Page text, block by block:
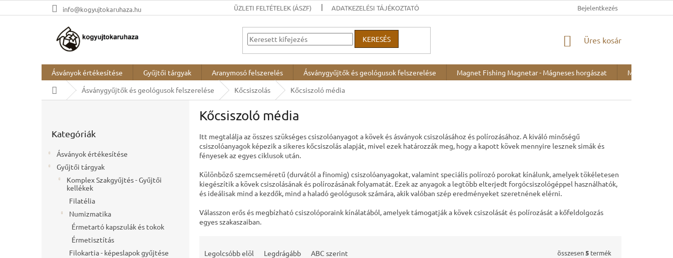
a
info@kogyujtokaruhaza.hu ÜZLETI FELTÉTELEK (ÁSZF) ADATKEZELÉSI TÁJÉKOZTATÓ Bejelentkezés
KERESÉS KOSÁR
Üres kosár
Ásványok értékesítése Gyűjtői tárgyak Aranymosó felszerelés Ásványgyűjtők és geológusok felszerelése Magnet Fishing Magnetar - Mágneses horgászat
Minták
KezdőlapÁsványgyűjtők és geológusok felszerelése Kőcsiszolás Kőcsiszoló média
átugrása
Kategóriák
Ásványok értékesítése
Gyűjtői tárgyak
Komplex Szakgyűjtés - Gyűjtői
kellékek
Filatélia
Numizmatika
Érmetartó kapszulák és tokok
Érmetisztítás
Filokartia - képeslapok gyűjtése
Kőcsiszoló média
Itt megtalálja az összes szükséges csiszolóanyagot a kövek és ásványok csiszolásához és polírozásához. A kiváló minőségű
csiszolóanyagok képezik a sikeres kőcsiszolás alapját, mivel ezek határozzák meg, hogy a kapott kövek mennyire lesznek simák és
fényesek az egyes ciklusok után.
Különböző szemcseméretű (durvától a finomig) csiszolóanyagokat, valamint speciális polírozó porokat kínálunk, amelyek tökéletesen
kiegészítik a kövek csiszolásának és polírozásának folyamatát. Ezek az anyagok a legtöbb elterjedt forgócsiszológéppel használhatók,
és ideálisak mind a kezdők, mind a haladó geológusok számára, akik valóban szép eredményeket szeretnének elérni.
Válasszon erős és megbízható csiszolóporaink kínálatából, amelyek támogatják a kövek csiszolását és polírozását a kőfeldolgozás
egyes szakaszaiban.
Legolcsóbb elöl Legdrágább ABC szerint összesen5 termék